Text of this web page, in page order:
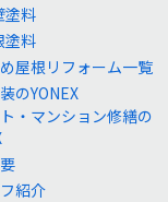
塗料
塗料
屋根リフォーム一覧
のYONEX
・マンション修繕の
紹介